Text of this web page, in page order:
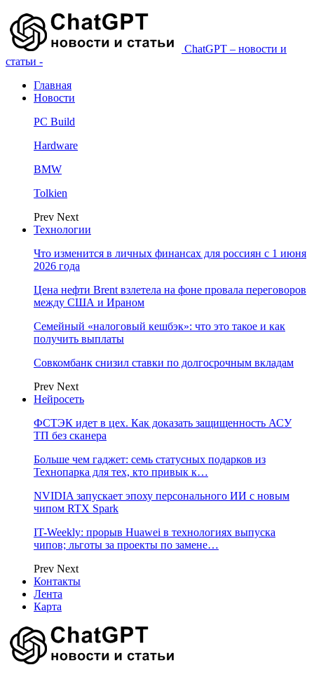
ChatGPT – новости и
статьи -
Главная
Новости
PC Build
Hardware
BMW
Tolkien
Prev Next
Технологии
Что изменится в личных финансах для россиян с 1 июня
2026 года
Цена нефти Brent взлетела на фоне провала переговоров
между США и Ираном
Семейный «налоговый кешбэк»: что это такое и как
получить выплаты
Совкомбанк снизил ставки по долгосрочным вкладам
Prev Next
Нейросеть
ФСТЭК идет в цех. Как доказать защищенность АСУ
ТП без сканера
Больше чем гаджет: семь статусных подарков из
Технопарка для тех, кто привык к…
NVIDIA запускает эпоху персонального ИИ с новым
чипом RTX Spark
IT-Weekly: прорыв Huawei в технологиях выпуска
чипов; льготы за проекты по замене…
Prev Next
Контакты
Лента
Карта